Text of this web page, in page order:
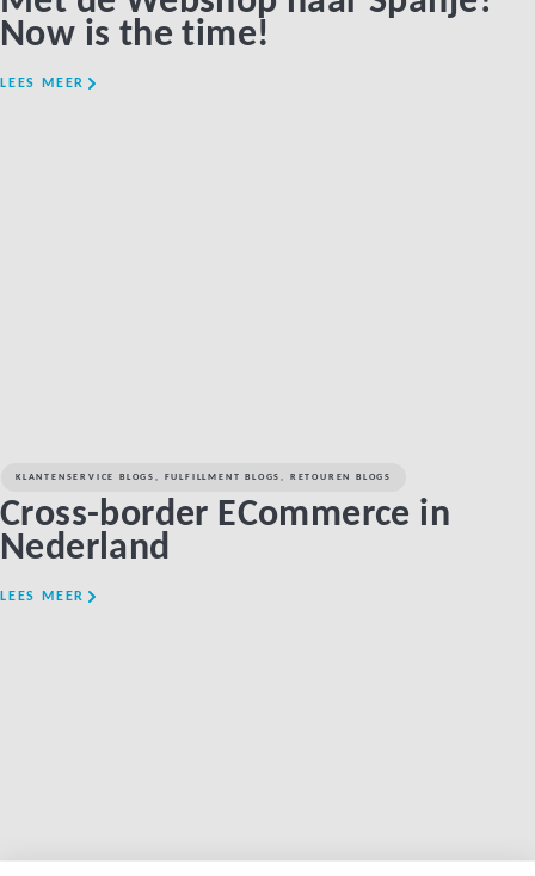
Now is the time!
LEES MEER
KLANTENSERVICE BLOGS FULFILLMENT BLOGS RETOUREN BLOGS
Cross-border ECommerce in
Nederland
LEES MEER